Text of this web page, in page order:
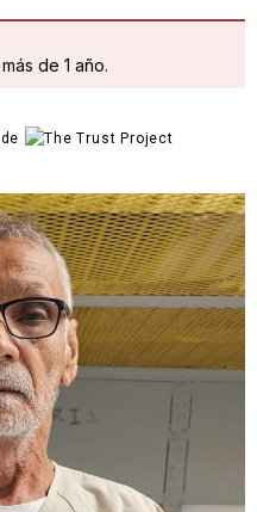
de 1 año.